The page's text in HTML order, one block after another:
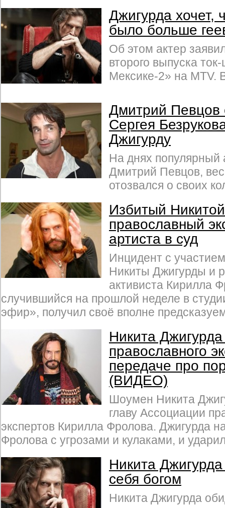
Джигурда хочет,
было больше
Об этом актер
второго выпуска
Мексике-2» на MTV.
Дмитрий Певцов
Сергея
Джигурду
На днях популярный
Дмитрий Певцов,
отозвался о своих
Избитый
православный
артиста в суд
Инцидент с
Никиты Джигурды и
активиста Кирилла
случившийся на прошлой неделе в
эфир», получил своё вполне
Никита
православного
передаче про
(ВИДЕО)
Шоумен Никита
главу Ассоциации
экспертов Кирилла Фролова. Джигурда
Фролова с угрозами и кулаками, и
Никита
себя богом
Никита Джигурда